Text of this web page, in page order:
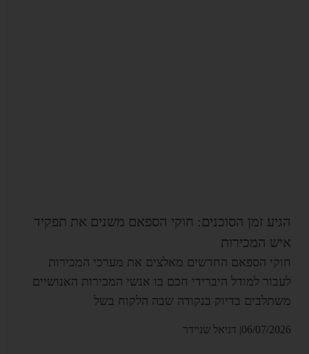
הגיע זמן הסוכנים: חוקי הספאם משנים את תפקיד
איש המכירות
חוקי הספאם החדשים מאלצים את מערכי המכירות
לעבור למודל היברידי חכם בו אנשי המכירות האנושיים
משתלבים בדיוק בנקודה שבה הלקוח בשל
06/07/2026| דניאל שניידר